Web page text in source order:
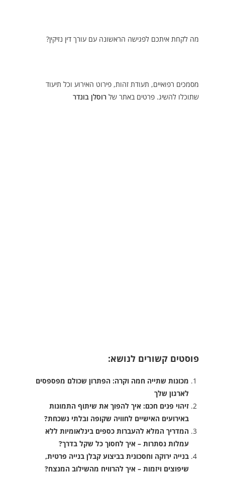
מה לקחת איתכם לפגישה הראשונה עם עורך דין נזיקין?
מסמכים רפואיים, תעודת זהות, פירוט האירוע וכל תיעוד
שתוכלו להשיג. פרטים באתר שלרוסלן בונדר
פוסטים קשורים לנושא:
מכונות שתייה חמה וקרה: הפתרון שכולם מפספסים
לארגון שלך
זיהוי פנים חכם: איך להפוך את שיתוף התמונות
באירועים האישיים לחוויה שקופה ובלתי נשכחת?
המדריך המלא להעברות כספים בינלאומיות ללא
עמלות נסתרות – איך לחסוך כל שקל בדרך?
בנייה ירוקה וחסכונית בביצוע קבלן בנייה פרטית,
שיפוצים ויזמות – איך להרוויח מהשילוב המנצח?